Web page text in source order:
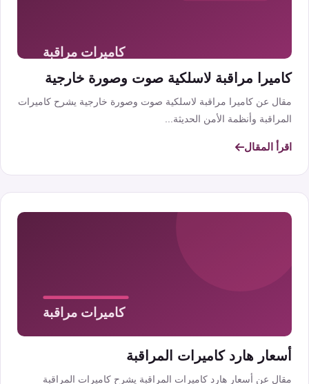
كاميرا مراقبة لاسلكية صوت وصورة خارجية
مقال عن كاميرا مراقبة لاسلكية صوت وصورة خارجية يشرح كاميرات
المراقبة وأنظمة الأمن الحديثة...
اقرأ المقال
أسعار هارد كاميرات المراقبة
مقال عن أسعار هارد كاميرات المراقبة يشرح كاميرات المراقبة